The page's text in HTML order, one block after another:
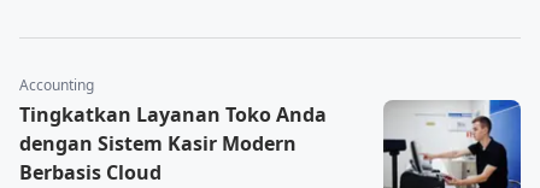
Accounting
Tingkatkan Layanan Toko Anda
dengan Sistem Kasir Modern
Berbasis Cloud